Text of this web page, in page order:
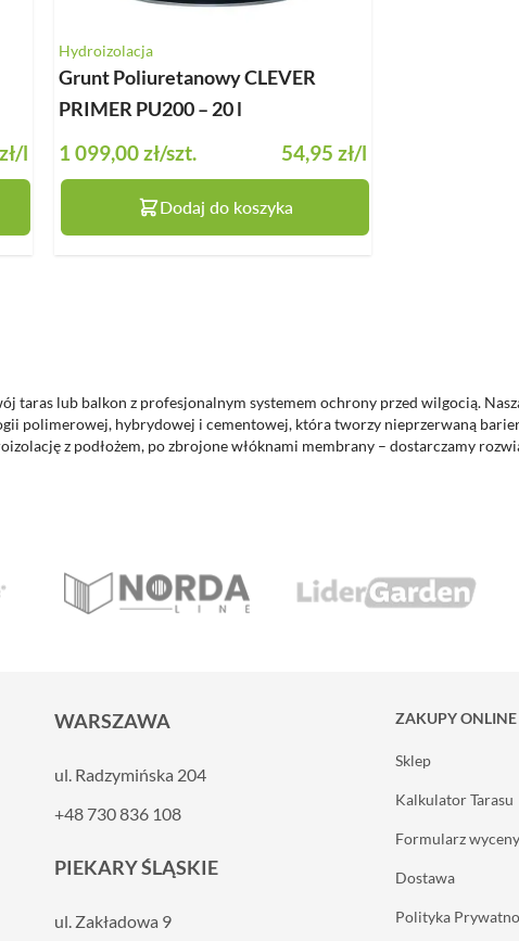
/l
Hydroizolacja
Grunt Poliuretanowy CLEVER
PRIMER PU200 – 20 l
1 099,00 zł/szt. 54,95 zł/l
Dodaj do koszyka
taras lub balkon z profesjonalnym systemem ochrony przed wilgocią.
polimerowej, hybrydowej i cementowej, która tworzy nieprzerwaną
z podłożem, po zbrojone włóknami membrany – dostarczamy
WARSZAWA
ul. Radzymińska 204
+48 730 836 108
PIEKARY ŚLĄSKIE
ul. Zakładowa 9
ZAKUPY ONLINE
Sklep
Kalkulator Tarasu
Formularz wyceny
Dostawa
Polityka